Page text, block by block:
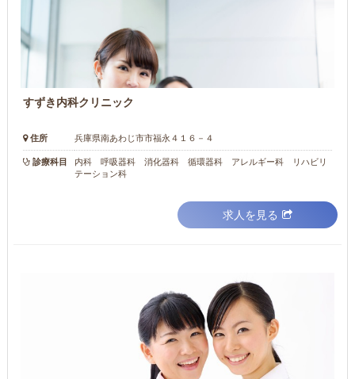
すずき内科クリニック
住所 兵庫県南あわじ市市福永４１６－４
診療科目
内科 呼吸器科 消化器科 循環器科 アレルギー科 リハビリ
テーション科
求人を見る